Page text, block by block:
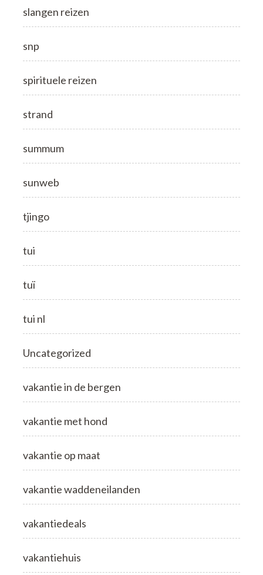
slangen reizen
snp
spirituele reizen
strand
summum
sunweb
tjingo
tui
tuï
tui nl
Uncategorized
vakantie in de bergen
vakantie met hond
vakantie op maat
vakantie waddeneilanden
vakantiedeals
vakantiehuis